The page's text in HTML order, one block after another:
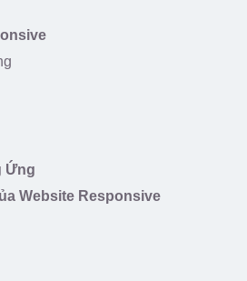
Ứng
Website Responsive